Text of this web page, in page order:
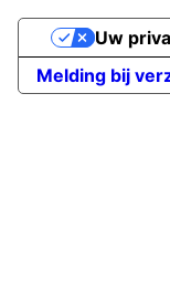
Melding bij
Uw